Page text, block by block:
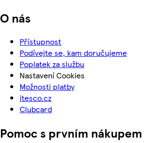
O nás
Přístupnost
Podívejte se, kam doručujeme
Poplatek za službu
Nastavení Cookies
Možnosti platby
itesco.cz
Clubcard
Pomoc s prvním nákupem